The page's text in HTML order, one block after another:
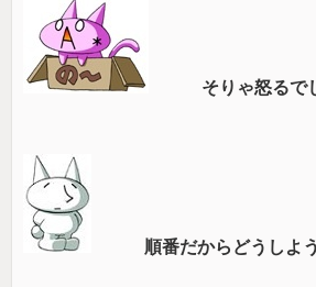
そりゃ怒るで
順番だからどうしよう